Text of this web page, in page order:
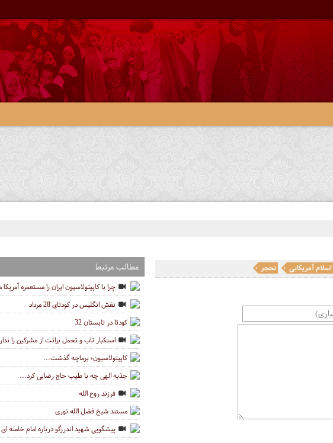
مطالب مرتبط
چرا با کاپیتولاسیون ایران را مستعمره
نقش انگلیس در کودتای 28 مرداد
کودتا در تابستان 32
استکبار تاب و تحمل برائت از مشرکین را
کاپیتولاسیون؛ برماچه گذشت...
جذبه الهی چه با طیب حاج رضایی کرد...
فرزند روح الله
مستند شیخ فضل الله نوری
پیشگویی شهید اندرزگو درباره امام خامنه ای
اسلام آمریکایی تحجر